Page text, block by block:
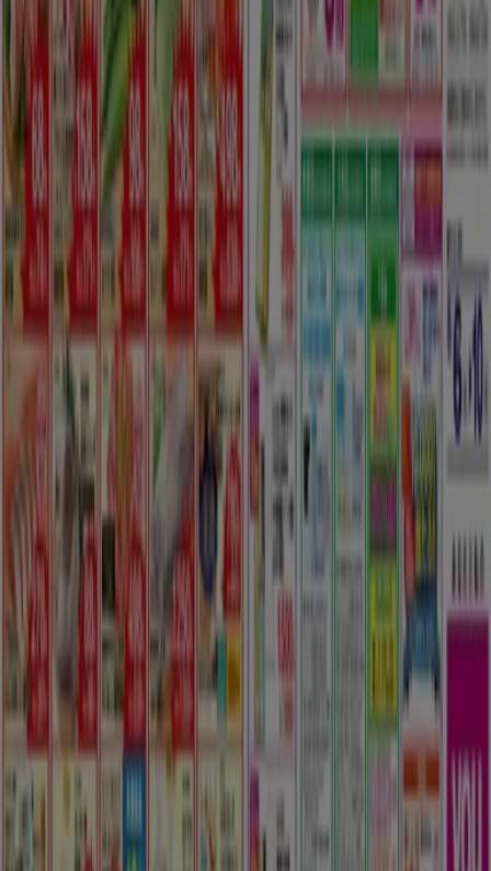
Tiendeoは世界中でのローカルショッピングを改革するIT企
業Shopfullyの一社です。
Tiendeo
私たちが行うこと
ビジネスソリューションをみる
ニュース・メディア
ビジネス契約
お問い合わせ
マーケテイング＆ビジネスリクエスト
地図上で店舗が誤った場所にあります
週にいちど広告のフィードバック
技術的な問題と一般的なフィードバック
検索方法
ブランド
地元ブランド